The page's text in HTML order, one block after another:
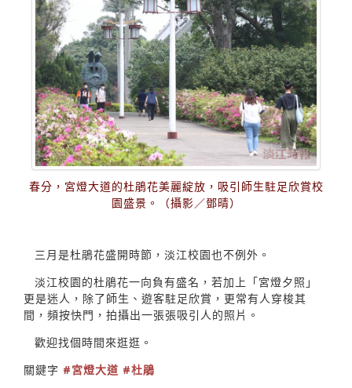
春分，宮燈大道的杜鵑花美麗綻放，吸引師生駐足欣賞校
園盛景。（攝影／鄧晴）
三月是杜鵑花盛開時節，淡江校園也不例外。
淡江校園的杜鵑花一向負有盛名，若加上「宮燈夕照」
更是迷人，除了師生、遊客駐足欣賞，更常有人穿梭其
間，頻按快門，拍攝出一張張吸引人的照片。
歡迎找個時間來逛逛。
關鍵字 #宮燈大道 #杜鵑